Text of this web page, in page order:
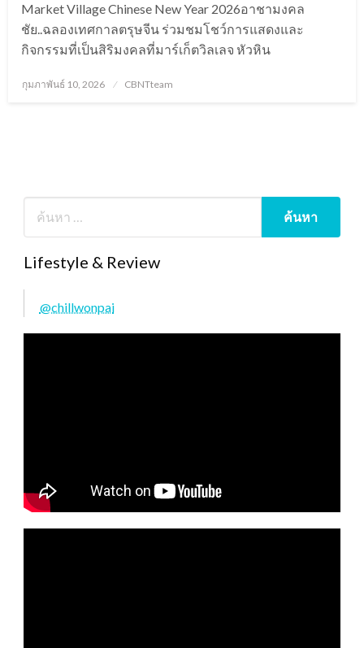
Market Village Chinese New Year 2026อาชามงคล
ชัย..ฉลองเทศกาลตรุษจีน ร่วมชมโชว์การแสดงและ
กิจกรรมที่เป็นสิริมงคลที่มาร์เก็ตวิลเลจ หัวหิน
Posted
กุมภาพันธ์ 10, 2026 CBNTteam
Lifestyle & Review
@chillwonpai